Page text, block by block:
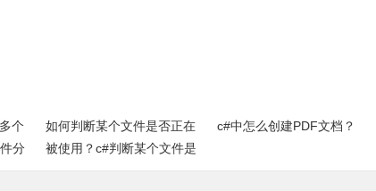
个
分
如何判断某个文件是否正在
被使用？c#判断某个文件是
否被占用方法（完整源代
c#中怎么创建PDF文档？